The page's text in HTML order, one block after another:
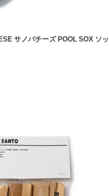
サノバチーズ POOL SOX ソッ